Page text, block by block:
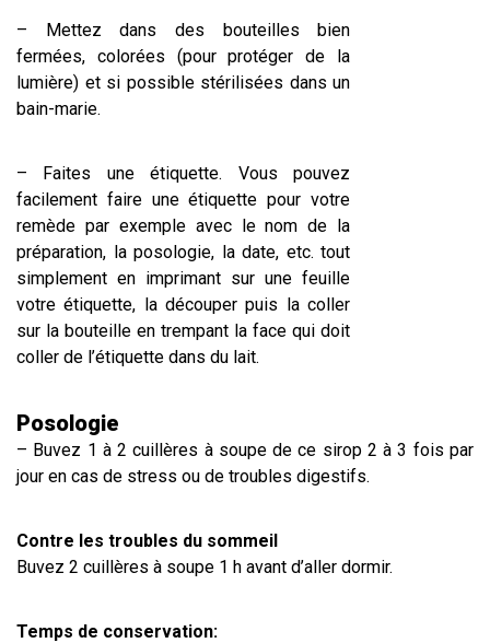
– Mettez dans des bouteilles bien
fermées, colorées (pour protéger de la
lumière) et si possible stérilisées dans un
bain-marie.
– Faites une étiquette. Vous pouvez
facilement faire une étiquette pour votre
remède par exemple avec le nom de la
préparation, la posologie, la date, etc. tout
simplement en imprimant sur une feuille
votre étiquette, la découper puis la coller
sur la bouteille en trempant la face qui doit
coller de l’étiquette dans du lait.
Posologie
– Buvez 1 à 2 cuillères à soupe de ce sirop 2 à 3 fois par
jour en cas de stress ou de troubles digestifs.
Contre les troubles du sommeil
Buvez 2 cuillères à soupe 1 h avant d’aller dormir.
Temps de conservation: